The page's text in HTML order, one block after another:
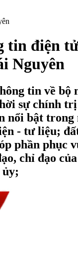
tin điện
Nguyên
tin về bộ
sự chính
nổi bật trong
- tư liệu;
phần phục
chỉ đạo